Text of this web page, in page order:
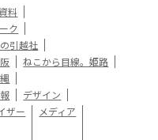
料
ク
引越社
ねこから目線。姫路
デザイン
ザー メディア